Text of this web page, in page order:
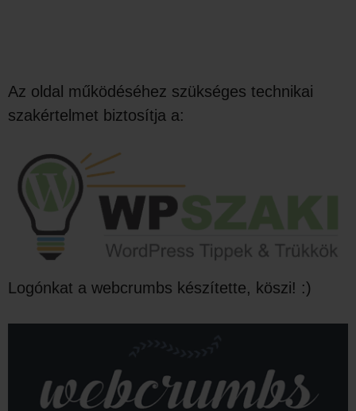
Az oldal működéséhez szükséges technikai
szakértelmet biztosítja a:
Logónkat a webcrumbs készítette, köszi! :)